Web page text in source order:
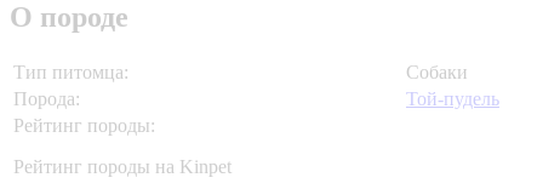
О породе
Тип питомца:
Собаки
Порода:
Той-пудель
Рейтинг породы:
Рейтинг породы на Kinpet